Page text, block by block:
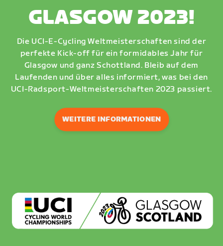
GLASGOW 2023!
Die UCI-E-Cycling Weltmeisterschaften sind der
perfekte Kick-off für ein formidables Jahr für
Glasgow und ganz Schottland. Bleib auf dem
Laufenden und über alles informiert, was bei den
UCI-Radsport-Weltmeisterschaften 2023 passiert.
WEITERE INFORMATIONEN